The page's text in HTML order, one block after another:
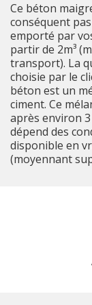
Ce béton
conséquent
emporté par
partir de 2m³
transport). La
choisie par le
béton est un
ciment. Ce
après environ
dépend des
disponible en
(moyennant